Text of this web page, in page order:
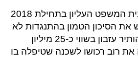
בפסק דין שניתן בבית המשפט העליון בתחילת 2018
את הסיכון הטמון בהתנגדות לא
מבוססת. המוריש הותיר עזבון בשווי כ-25 מיליון
את רוב רכושו לשכנה שטיפלה בו